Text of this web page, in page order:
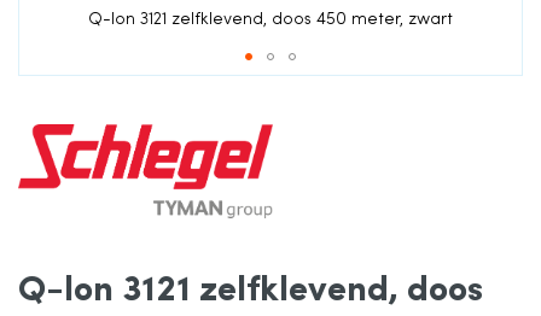
Q-lon 3121 zelfklevend, doos
Q-lon 3121 zelfklevend, doos 450 meter, zwart
naar
begin